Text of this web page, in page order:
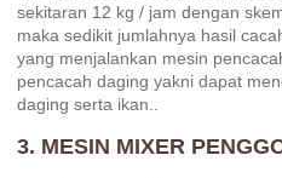
sekitaran 12 kg / jam dengan
maka sedikit jumlahnya hasil
yang menjalankan mesin
pencacah daging yakni dapat
daging serta ikan..
3. MESIN MIXER